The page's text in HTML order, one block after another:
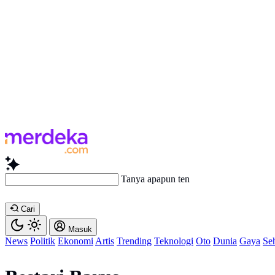
Tanya apapun tentang a
Cari
Masuk
News Politik Ekonomi Artis Trending Teknologi Oto Dunia Gaya